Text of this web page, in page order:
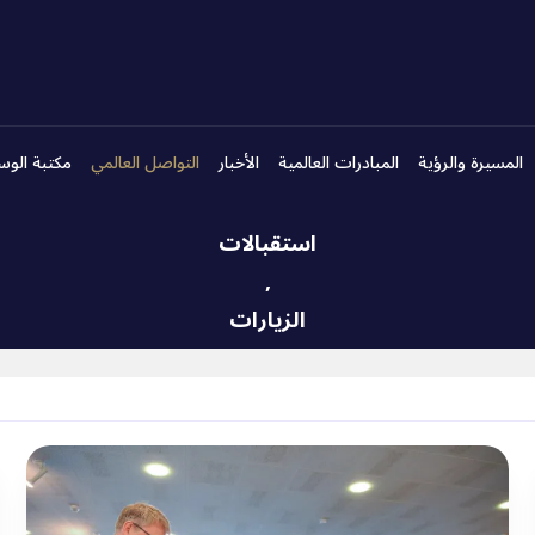
المسيرة والرؤية المبادرات العالمية الأخبار التواصل العالمي مكتبة
استقبالات
,
الزيارات